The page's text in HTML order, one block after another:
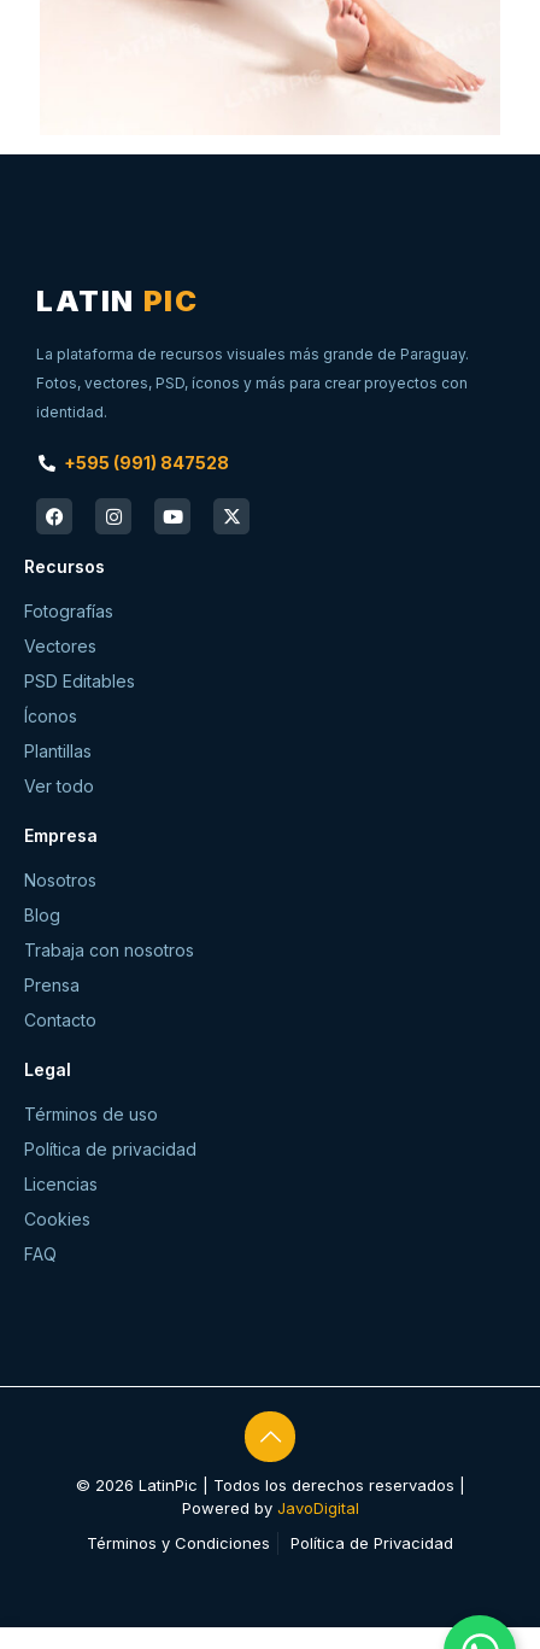
LATIN PIC
La plataforma de recursos visuales más grande de Paraguay.
Fotos, vectores, PSD, íconos y más para crear proyectos con
identidad.
+595 (991) 847528
Recursos
Fotografías
Vectores
PSD Editables
Íconos
Plantillas
Ver todo
Empresa
Nosotros
Blog
Trabaja con nosotros
Prensa
Contacto
Legal
Términos de uso
Política de privacidad
Licencias
Cookies
FAQ
© 2026 LatinPic | Todos los derechos reservados |
Powered by JavoDigital
Términos y Condiciones
Política de Privacidad